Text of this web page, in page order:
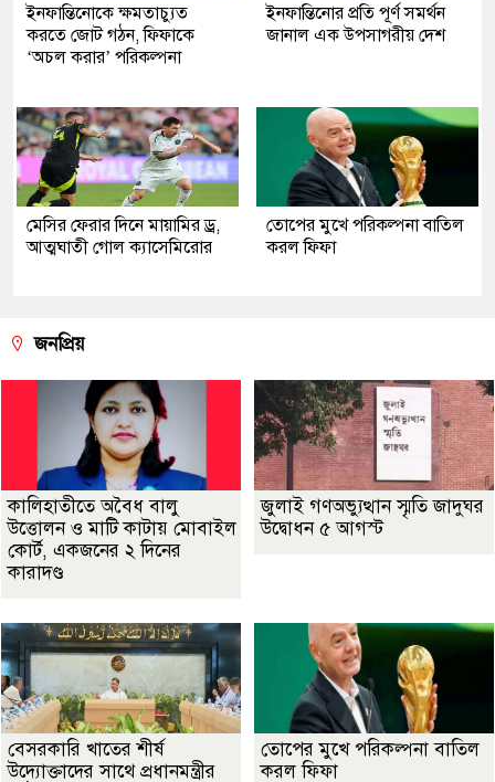
ইনফান্তিনোকে ক্ষমতাচ্যুত
করতে জোট গঠন, ফিফাকে
‘অচল করার’ পরিকল্পনা
ইনফান্তিনোর প্রতি পূর্ণ সমর্থন
জানাল এক উপসাগরীয় দেশ
মেসির ফেরার দিনে মায়ামির ড্র,
আত্মঘাতী গোল ক্যাসেমিরোর
তোপের মুখে পরিকল্পনা বাতিল
করল ফিফা
জনপ্রিয়
কালিহাতীতে অবৈধ বালু
উত্তোলন ও মাটি কাটায় মোবাইল
কোর্ট, একজনের ২ দিনের
কারাদণ্ড
জুলাই গণঅভ্যুত্থান স্মৃতি জাদুঘর
উদ্বোধন ৫ আগস্ট
বেসরকারি খাতের শীর্ষ
উদ্যোক্তাদের সাথে প্রধানমন্ত্রীর
তোপের মুখে পরিকল্পনা বাতিল
করল ফিফা